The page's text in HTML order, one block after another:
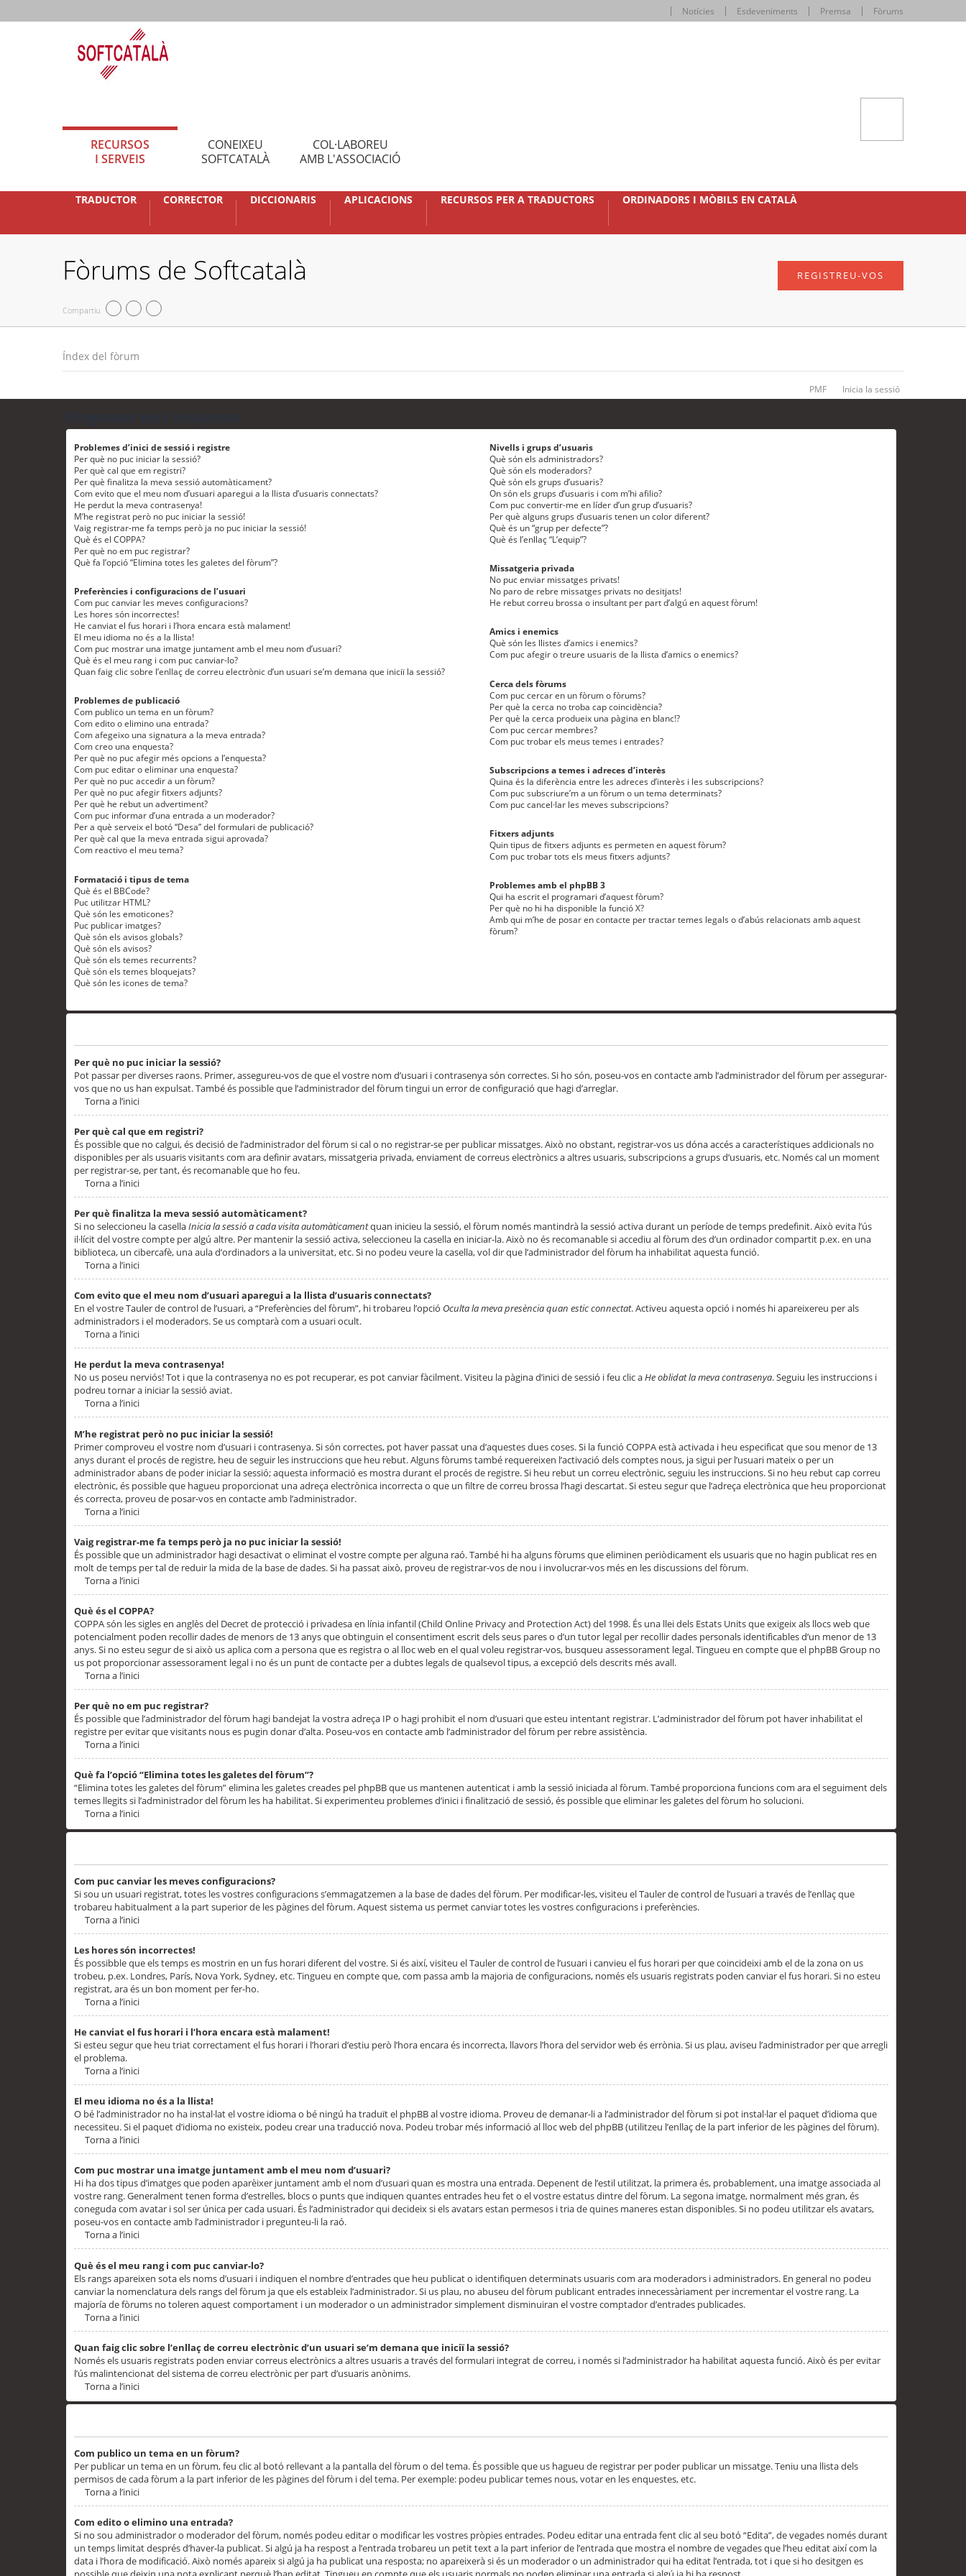
Notícies Esdeveniments Premsa Fòrums
RECURSOS
I SERVEIS
CONEIXEU
SOFTCATALÀ
COL·LABOREU
AMB L'ASSOCIACIÓ
TRADUCTOR CORRECTOR DICCIONARIS APLICACIONS RECURSOS PER A TRADUCTORS ORDINADORS I MÒBILS EN CATALÀ
Fòrums de Softcatalà
Compartiu
REGISTREU-VOS
Índex del fòrum
PMF Inicia la sessió
Problemes d’inici de sessió i registre
Per què no puc iniciar la sessió?
Per què cal que em registri?
Per què finalitza la meva sessió automàticament?
Com evito que el meu nom d’usuari aparegui a la llista d’usuaris connectats?
He perdut la meva contrasenya!
M’he registrat però no puc iniciar la sessió!
Vaig registrar-me fa temps però ja no puc iniciar la sessió!
Què és el COPPA?
Per què no em puc registrar?
Què fa l’opció “Elimina totes les galetes del fòrum”?
Preferències i configuracions de l’usuari
Com puc canviar les meves configuracions?
Les hores són incorrectes!
He canviat el fus horari i l’hora encara està malament!
El meu idioma no és a la llista!
Com puc mostrar una imatge juntament amb el meu nom d’usuari?
Què és el meu rang i com puc canviar-lo?
Quan faig clic sobre l’enllaç de correu electrònic d’un usuari se’m demana que iniciï la sessió?
Problemes de publicació
Com publico un tema en un fòrum?
Com edito o elimino una entrada?
Com afegeixo una signatura a la meva entrada?
Com creo una enquesta?
Per què no puc afegir més opcions a l’enquesta?
Com puc editar o eliminar una enquesta?
Per què no puc accedir a un fòrum?
Per què no puc afegir fitxers adjunts?
Per què he rebut un advertiment?
Com puc informar d’una entrada a un moderador?
Per a què serveix el botó “Desa” del formulari de publicació?
Per què cal que la meva entrada sigui aprovada?
Com reactivo el meu tema?
Formatació i tipus de tema
Què és el BBCode?
Puc utilitzar HTML?
Què són les emoticones?
Puc publicar imatges?
Què són els avisos globals?
Què són els avisos?
Què són els temes recurrents?
Què són els temes bloquejats?
Què són les icones de tema?
Nivells i grups d’usuaris
Què són els administradors?
Què són els moderadors?
Què són els grups d’usuaris?
On són els grups d’usuaris i com m’hi afilio?
Com puc convertir-me en líder d’un grup d’usuaris?
Per què alguns grups d’usuaris tenen un color diferent?
Què és un “grup per defecte”?
Què és l’enllaç “L’equip”?
Missatgeria privada
No puc enviar missatges privats!
No paro de rebre missatges privats no desitjats!
He rebut correu brossa o insultant per part d’algú en aquest fòrum!
Amics i enemics
Què són les llistes d’amics i enemics?
Com puc afegir o treure usuaris de la llista d’amics o enemics?
Cerca dels fòrums
Com puc cercar en un fòrum o fòrums?
Per què la cerca no troba cap coincidència?
Per què la cerca produeix una pàgina en blanc!?
Com puc cercar membres?
Com puc trobar els meus temes i entrades?
Subscripcions a temes i adreces d’interès
Quina és la diferència entre les adreces d’interès i les subscripcions?
Com puc subscriure’m a un fòrum o un tema determinats?
Com puc cancel·lar les meves subscripcions?
Fitxers adjunts
Quin tipus de fitxers adjunts es permeten en aquest fòrum?
Com puc trobar tots els meus fitxers adjunts?
Problemes amb el phpBB 3
Qui ha escrit el programari d’aquest fòrum?
Per què no hi ha disponible la funció X?
Amb qui m’he de posar en contacte per tractar temes legals o d’abús relacionats amb aquest
fòrum?
Per què no puc iniciar la sessió?
Pot passar per diverses raons. Primer, assegureu-vos de que el vostre nom d’usuari i contrasenya són correctes. Si ho són, poseu-vos en contacte amb l’administrador del fòrum per assegurar-
vos que no us han expulsat. També és possible que l’administrador del fòrum tingui un error de configuració que hagi d’arreglar.
Torna a l’inici
Per què cal que em registri?
És possible que no calgui, és decisió de l’administrador del fòrum si cal o no registrar-se per publicar missatges. Això no obstant, registrar-vos us dóna accés a característiques addicionals no
disponibles per als usuaris visitants com ara definir avatars, missatgeria privada, enviament de correus electrònics a altres usuaris, subscripcions a grups d’usuaris, etc. Només cal un moment
per registrar-se, per tant, és recomanable que ho feu.
Torna a l’inici
Per què finalitza la meva sessió automàticament?
Si no seleccioneu la casellaInicia la sessió a cada visita automàticamentquan inicieu la sessió, el fòrum només mantindrà la sessió activa durant un període de temps predefinit. Això evita l’ús
il·lícit del vostre compte per algú altre. Per mantenir la sessió activa, seleccioneu la casella en iniciar-la. Això no és recomanable si accediu al fòrum des d’un ordinador compartit p.ex. en una
biblioteca, un cibercafè, una aula d’ordinadors a la universitat, etc. Si no podeu veure la casella, vol dir que l’administrador del fòrum ha inhabilitat aquesta funció.
Torna a l’inici
Com evito que el meu nom d’usuari aparegui a la llista d’usuaris connectats?
En el vostre Tauler de control de l’usuari, a “Preferències del fòrum”, hi trobareu l’opció Oculta la meva presència quan estic connectat. Activeu aquesta opció i només hi apareixereu per als
administradors i el moderadors. Se us comptarà com a usuari ocult.
Torna a l’inici
He perdut la meva contrasenya!
No us poseu nerviós! Tot i que la contrasenya no es pot recuperar, es pot canviar fàcilment. Visiteu la pàgina d’inici de sessió i feu clic aHe oblidat la meva contrasenya. Seguiu les instruccions i
podreu tornar a iniciar la sessió aviat.
Torna a l’inici
M’he registrat però no puc iniciar la sessió!
Primer comproveu el vostre nom d’usuari i contrasenya. Si són correctes, pot haver passat una d’aquestes dues coses. Si la funció COPPA està activada i heu especificat que sou menor de 13
anys durant el procés de registre, heu de seguir les instruccions que heu rebut. Alguns fòrums també requereixen l’activació dels comptes nous, ja sigui per l’usuari mateix o per un
administrador abans de poder iniciar la sessió; aquesta informació es mostra durant el procés de registre. Si heu rebut un correu electrònic, seguiu les instruccions. Si no heu rebut cap correu
electrònic, és possible que hagueu proporcionat una adreça electrònica incorrecta o que un filtre de correu brossa l’hagi descartat. Si esteu segur que l’adreça electrònica que heu proporcionat
és correcta, proveu de posar-vos en contacte amb l’administrador.
Torna a l’inici
Vaig registrar-me fa temps però ja no puc iniciar la sessió!
És possible que un administrador hagi desactivat o eliminat el vostre compte per alguna raó. També hi ha alguns fòrums que eliminen periòdicament els usuaris que no hagin publicat res en
molt de temps per tal de reduir la mida de la base de dades. Si ha passat això, proveu de registrar-vos de nou i involucrar-vos més en les discussions del fòrum.
Torna a l’inici
Què és el COPPA?
COPPA són les sigles en anglès del Decret de protecció i privadesa en línia infantil (Child Online Privacy and Protection Act) del 1998. És una llei dels Estats Units que exigeix als llocs web que
potencialment poden recollir dades de menors de 13 anys que obtinguin el consentiment escrit dels seus pares o d’un tutor legal per recollir dades personals identificables d’un menor de 13
anys. Si no esteu segur de si això us aplica com a persona que es registra o al lloc web en el qual voleu registrar-vos, busqueu assessorament legal. Tingueu en compte que el phpBB Group no
us pot proporcionar assessorament legal i no és un punt de contacte per a dubtes legals de qualsevol tipus, a excepció dels descrits més avall.
Torna a l’inici
Per què no em puc registrar?
És possible que l’administrador del fòrum hagi bandejat la vostra adreça IP o hagi prohibit el nom d’usuari que esteu intentant registrar. L’administrador del fòrum pot haver inhabilitat el
registre per evitar que visitants nous es pugin donar d’alta. Poseu-vos en contacte amb l’administrador del fòrum per rebre assistència.
Torna a l’inici
Què fa l’opció “Elimina totes les galetes del fòrum”?
“Elimina totes les galetes del fòrum” elimina les galetes creades pel phpBB que us mantenen autenticat i amb la sessió iniciada al fòrum. També proporciona funcions com ara el seguiment dels
temes llegits si l’administrador del fòrum les ha habilitat. Si experimenteu problemes d’inici i finalització de sessió, és possible que eliminar les galetes del fòrum ho solucioni.
Torna a l’inici
Com puc canviar les meves configuracions?
Si sou un usuari registrat, totes les vostres configuracions s’emmagatzemen a la base de dades del fòrum. Per modificar-les, visiteu el Tauler de control de l’usuari a través de l’enllaç que
trobareu habitualment a la part superior de les pàgines del fòrum. Aquest sistema us permet canviar totes les vostres configuracions i preferències.
Torna a l’inici
Les hores són incorrectes!
És possibble que els temps es mostrin en un fus horari diferent del vostre. Si és així, visiteu el Tauler de control de l’usuari i canvieu el fus horari per que coincideixi amb el de la zona on us
trobeu, p.ex. Londres, París, Nova York, Sydney, etc. Tingueu en compte que, com passa amb la majoria de configuracions, només els usuaris registrats poden canviar el fus horari. Si no esteu
registrat, ara és un bon moment per fer-ho.
Torna a l’inici
He canviat el fus horari i l’hora encara està malament!
Si esteu segur que heu triat correctament el fus horari i l’horari d’estiu però l’hora encara és incorrecta, llavors l’hora del servidor web és errònia. Si us plau, aviseu l’administrador per que arregli
el problema.
Torna a l’inici
El meu idioma no és a la llista!
O bé l’administrador no ha instal·lat el vostre idioma o bé ningú ha traduït el phpBB al vostre idioma. Proveu de demanar-li a l’administrador del fòrum si pot instal·lar el paquet d’idioma que
necessiteu. Si el paquet d’idioma no existeix, podeu crear una traducció nova. Podeu trobar més informació al lloc web del phpBB (utilitzeu l’enllaç de la part inferior de les pàgines del fòrum).
Torna a l’inici
Com puc mostrar una imatge juntament amb el meu nom d’usuari?
Hi ha dos tipus d’imatges que poden aparèixer juntament amb el nom d’usuari quan es mostra una entrada. Depenent de l’estil utilitzat, la primera és, probablement, una imatge associada al
vostre rang. Generalment tenen forma d’estrelles, blocs o punts que indiquen quantes entrades heu fet o el vostre estatus dintre del fòrum. La segona imatge, normalment més gran, és
coneguda com avatar i sol ser única per cada usuari. És l’administrador qui decideix si els avatars estan permesos i tria de quines maneres estan disponibles. Si no podeu utilitzar els avatars,
poseu-vos en contacte amb l’administrador i pregunteu-li la raó.
Torna a l’inici
Què és el meu rang i com puc canviar-lo?
Els rangs apareixen sota els noms d’usuari i indiquen el nombre d’entrades que heu publicat o identifiquen determinats usuaris com ara moderadors i administradors. En general no podeu
canviar la nomenclatura dels rangs del fòrum ja que els estableix l’administrador. Si us plau, no abuseu del fòrum publicant entrades innecessàriament per incrementar el vostre rang. La
majoría de fòrums no toleren aquest comportament i un moderador o un administrador simplement disminuiran el vostre comptador d’entrades publicades.
Torna a l’inici
Quan faig clic sobre l’enllaç de correu electrònic d’un usuari se’m demana que iniciï la sessió?
Només els usuaris registrats poden enviar correus electrònics a altres usuaris a través del formulari integrat de correu, i només si l’administrador ha habilitat aquesta funció. Això és per evitar
l’ús malintencionat del sistema de correu electrònic per part d’usuaris anònims.
Torna a l’inici
Com publico un tema en un fòrum?
Per publicar un tema en un fòrum, feu clic al botó rellevant a la pantalla del fòrum o del tema. És possible que us hagueu de registrar per poder publicar un missatge. Teniu una llista dels
permisos de cada fòrum a la part inferior de les pàgines del fòrum i del tema. Per exemple: podeu publicar temes nous, votar en les enquestes, etc.
Torna a l’inici
Com edito o elimino una entrada?
Si no sou administrador o moderador del fòrum, només podeu editar o modificar les vostres pròpies entrades. Podeu editar una entrada fent clic al seu botó “Edita”, de vegades només durant
un temps limitat després d’haver-la publicat. Si algú ja ha respost a l’entrada trobareu un petit text a la part inferior de l’entrada que mostra el nombre de vegades que l’heu editat així com la
data i l’hora de modificació. Això només apareix si algú ja ha publicat una resposta; no apareixerà si és un moderador o un administrador qui ha editat l’entrada, tot i que si ho desitgen es